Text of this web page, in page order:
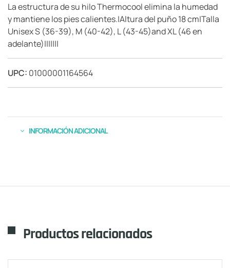
La estructura de su hilo Thermocool elimina la humedad
y mantiene los pies calientes.|Altura del puño 18 cm|Talla
Unisex S (36-39), M (40-42), L (43-45)and XL (46 en
adelante)|||||||
UPC: 01000001164564
INFORMACIÓN ADICIONAL
Productos relacionados